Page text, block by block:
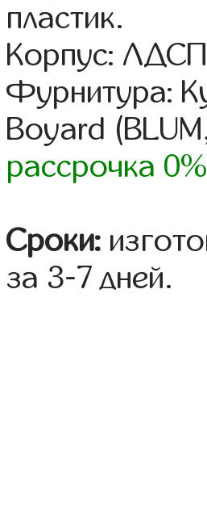
пластик.
Корпус:
Фурнитура:
Boyard
рассрочка
Сроки:
за 3-7 дней.